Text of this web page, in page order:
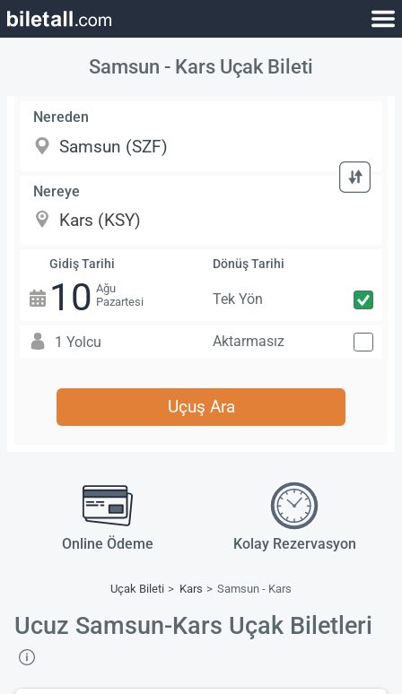
Samsun - Kars Uçak Bileti
Nereden
Nereye
Gidiş Tarihi
10 Ağu
Pazartesi
Dönüş Tarihi
Tek Yön
1 Yolcu Aktarmasız
Uçuş Ara
Online Ödeme Kolay Rezervasyon
Uçak Bileti Kars Samsun - Kars
Ucuz Samsun-Kars Uçak Biletleri